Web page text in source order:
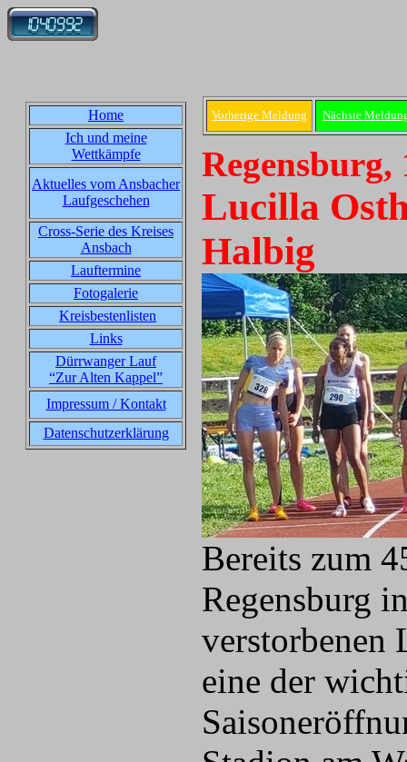
Home
Ich und meine
Wettkämpfe
Aktuelles vom Ansbacher
Laufgeschehen
Cross-Serie des Kreises
Ansbach
Lauftermine
Fotogalerie
Kreisbestenlisten
Links
Dürrwanger Lauf
“Zur Alten Kappel”
Impressum / Kontakt
Datenschutzerklärung
Vorherige Meldung Nächste
Regensburg,
Lucilla
Halbig
Bereits zum
Regensburg
verstorbenen
eine der